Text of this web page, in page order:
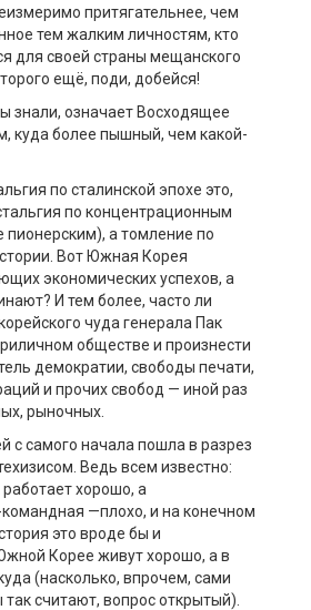
притягательнее, чем
тем жалким личностям, кто
для своей страны мещанского
ещё, поди, добейся!
знали, означает Восходящее
куда более пышный, чем какой-
по сталинской эпохе это,
по концентрационным
а томление по
Вот Южная Корея
экономических успехов, а
И тем более, часто ли
чуда генерала Пак
обществе и произнести
демократии, свободы печати,
и прочих свобод — иной раз
рыночных.
с самого начала пошла в разрез
Ведь всем известно:
хорошо, а
—плохо, и на конечном
это вроде бы и
Корее живут хорошо, а в
(насколько, впрочем, сами
считают, вопрос открытый).